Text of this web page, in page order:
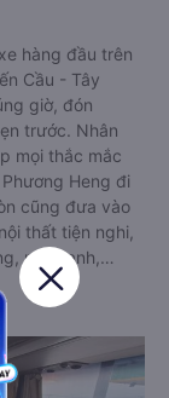
hàng đầu trên
Cầu - Tây
giờ, đón
trước. Nhân
mọi thắc mắc
Heng đi
cũng đưa vào
thất tiện nghi,
máy lạnh,…